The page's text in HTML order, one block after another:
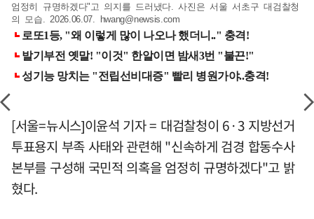
엄정히 규명하겠다"고 의지를 드러냈다. 사진은 서울 서초구 대검찰청
의 모습. 2026.06.07. hwang@newsis.com
[서울=뉴시스]이윤석 기자 = 대검찰청이 6·3 지방선거
투표용지 부족 사태와 관련해 "신속하게 검경 합동수사
본부를 구성해 국민적 의혹을 엄정히 규명하겠다"고 밝
혔다.